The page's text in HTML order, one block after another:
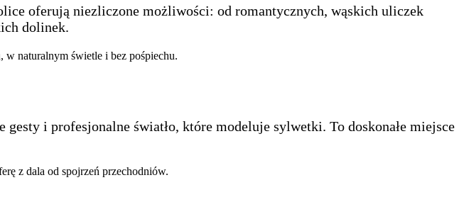
oferują niezliczone możliwości: od romantycznych, wąskich uliczek
dolinek.
w naturalnym świetle i bez pośpiechu.
i profesjonalne światło, które modeluje sylwetki. To doskonałe miejsce
z dala od spojrzeń przechodniów.